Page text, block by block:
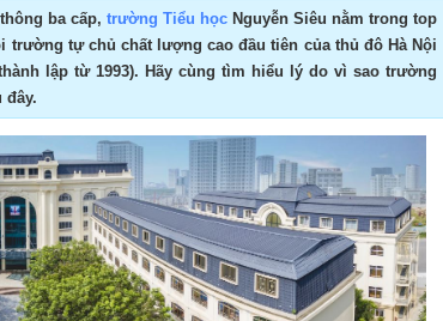
ba cấp, trường Tiểu họcNguyễn Siêu nằm trong top
trường tự chủ chất lượng cao đầu tiên của thủ đô Hà Nội
lập từ 1993). Hãy cùng tìm hiểu lý do vì sao trường
đây.